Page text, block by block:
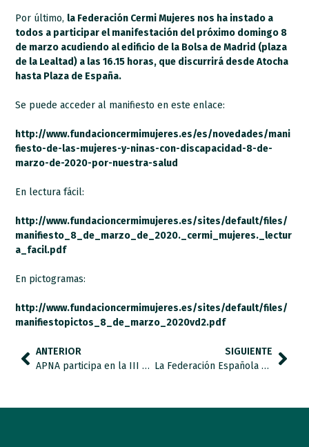
Por último, la Federación Cermi Mujeres nos ha instado a
todos a participar el manifestación del próximo domingo 8
de marzo acudiendo al edificio de la Bolsa de Madrid (plaza
de la Lealtad) a las 16.15 horas, que discurrirá desde Atocha
hasta Plaza de España.
Se puede acceder al manifiesto en este enlace:
http://www.fundacioncermimujeres.es/es/novedades/mani
fiesto-de-las-mujeres-y-ninas-con-discapacidad-8-de-
marzo-de-2020-por-nuestra-salud
En lectura fácil:
http://www.fundacioncermimujeres.es/sites/default/files/
manifiesto_8_de_marzo_de_2020._cermi_mujeres._lectur
a_facil.pdf
En pictogramas:
http://www.fundacioncermimujeres.es/sites/default/files/
manifiestopictos_8_de_marzo_2020vd2.pdf
ANTERIOR
APNA participa en la III Edición de School Days y en el Congreso Red-Interdidac en el IFEMA.
SIGUIENTE
La Federación Española de Autismo FESPAU aplica el teletrabajo